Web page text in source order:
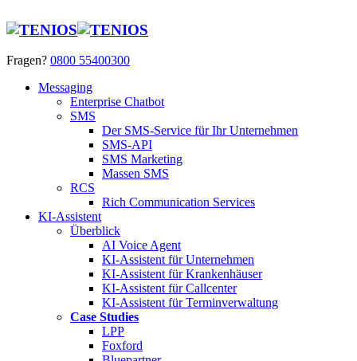
Fragen? 0800 55400300
Messaging
Enterprise Chatbot
SMS
Der SMS-Service für Ihr Unternehmen
SMS-API
SMS Marketing
Massen SMS
RCS
Rich Communication Services
KI-Assistent
Überblick
AI Voice Agent
KI-Assistent für Unternehmen
KI-Assistent für Krankenhäuser
KI-Assistent für Callcenter
KI-Assistent für Terminverwaltung
Case Studies
LPP
Foxford